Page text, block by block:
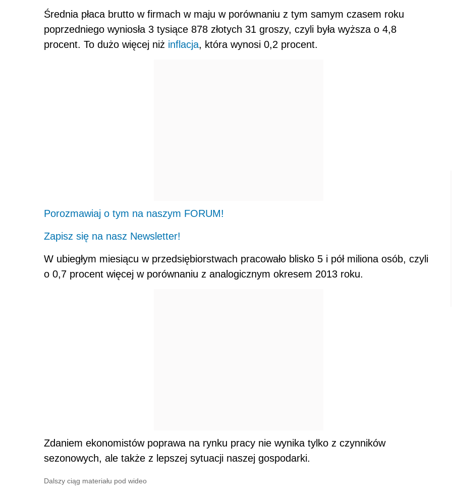
Średnia płaca brutto w firmach w maju w porównaniu z tym samym czasem roku
poprzedniego wyniosła 3 tysiące 878 złotych 31 groszy, czyli była wyższa o 4,8
procent. To dużo więcej niż inflacja, która wynosi 0,2 procent.
Porozmawiaj o tym na naszym FORUM!
Zapisz się na nasz Newsletter!
W ubiegłym miesiącu w przedsiębiorstwach pracowało blisko 5 i pół miliona osób, czyli
o 0,7 procent więcej w porównaniu z analogicznym okresem 2013 roku.
Zdaniem ekonomistów poprawa na rynku pracy nie wynika tylko z czynników
sezonowych, ale także z lepszej sytuacji naszej gospodarki.
Dalszy ciąg materiału pod wideo